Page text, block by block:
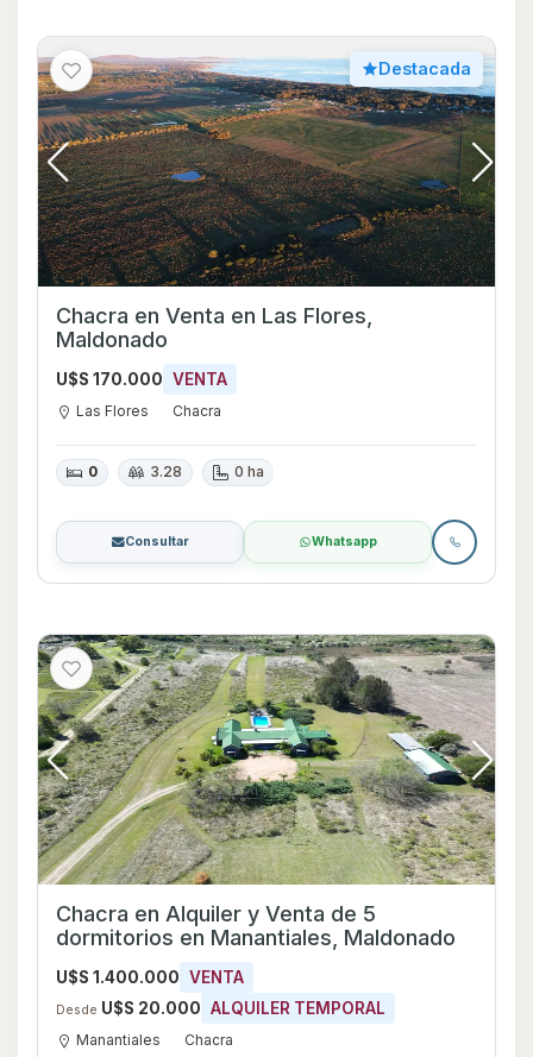
Destacada
Chacra en Venta en Las Flores,
Maldonado
U$S 170.000 VENTA
Las Flores Chacra
0 3.28 0 ha
Consultar Whatsapp
Chacra en Alquiler y Venta de 5
dormitorios en Manantiales, Maldonado
U$S 1.400.000 VENTA
Desde U$S 20.000 ALQUILER TEMPORAL
Manantiales Chacra